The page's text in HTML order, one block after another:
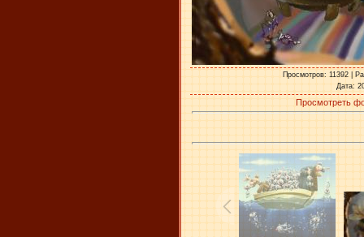
Просмотров: 11392 |
Дата:
Просмотреть